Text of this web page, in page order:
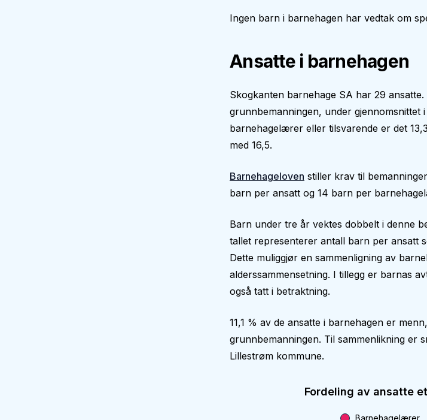
Ingen barn i barnehagen har vedtak om
Ansatte i barnehagen
Skogkanten barnehage SA har 29
grunnbemanningen, under gjennomsnittet
barnehagelærer eller tilsvarende er det
med 16,5.
Barnehageloven stiller krav til
barn per ansatt og 14 barn per
Barn under tre år vektes dobbelt i denne
tallet representerer antall barn per ansatt
Dette muliggjør en sammenligning av
alderssammensetning. I tillegg er barnas
også tatt i betraktning.
11,1 % av de ansatte i barnehagen er
grunnbemanningen. Til sammenlikning er
Lillestrøm kommune.
Fordeling av ansatte
Barnehagelærer